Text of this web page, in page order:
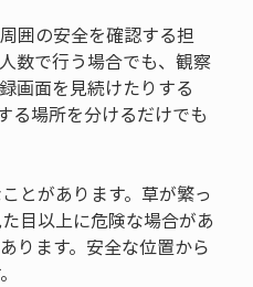
囲の安全を確認する担
数で行う場合でも、観察
画面を見続けたりする
る場所を分けるだけでも
とがあります。草が繁っ
目以上に危険な場合があ
ります。安全な位置から